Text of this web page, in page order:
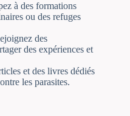
à des formations
ou des refuges
des
des expériences et
et des livres dédiés
les parasites.